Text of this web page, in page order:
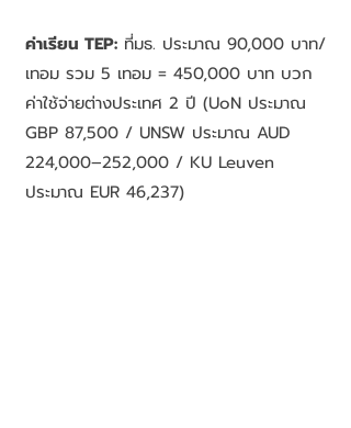
ค่าเรียน TEP: ที่มธ. ประมาณ 90,000 บาท/
เทอม รวม 5 เทอม = 450,000 บาท บวก
ค่าใช้จ่ายต่างประเทศ 2 ปี (UoN ประมาณ
GBP 87,500 / UNSW ประมาณ AUD
224,000–252,000 / KU Leuven
ประมาณ EUR 46,237)